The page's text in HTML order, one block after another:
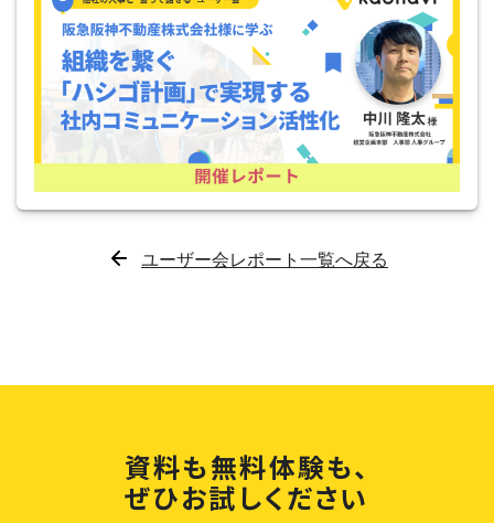
ユーザー会レポート一覧へ戻る
資料も無料体験も、
ぜひお試しください